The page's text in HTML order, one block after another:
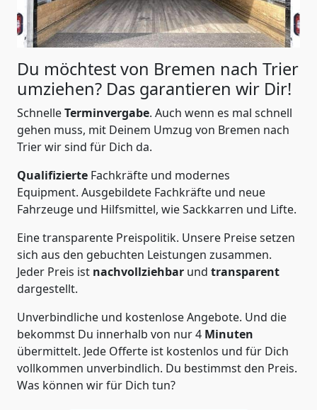
Du möchtest von Bremen nach Trier
umziehen? Das garantieren wir Dir!
SchnelleTerminvergabe. Auch wenn es mal schnell
gehen muss, mit Deinem Umzug von Bremen nach
Trier wir sind für Dich da.
Qualifizierte Fachkräfte und modernes
Equipment. Ausgebildete Fachkräfte und neue
Fahrzeuge und Hilfsmittel, wie Sackkarren und Lifte.
Eine transparente Preispolitik. Unsere Preise setzen
sich aus den gebuchten Leistungen zusammen.
Jeder Preis ist nachvollziehbar und transparent
dargestellt.
Unverbindliche und kostenlose Angebote. Und die
bekommst Du innerhalb von nur4 Minuten
übermittelt. Jede Offerte ist kostenlos und für Dich
vollkommen unverbindlich. Du bestimmst den Preis.
Was können wir für Dich tun?